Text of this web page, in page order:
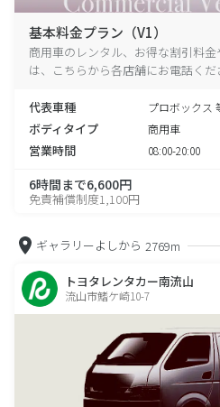
基本料金プラン（V1）
商用車のレンタル、お得な割引料
は、こちらから各店舗にお電話くだ
代表車種 プロボックス
ボディタイプ 商用車
営業時間 08:00-20:00
6時間まで6,600円
免責補償制度1,100円
ギャラリーよしから 2769m
トヨタレンタカー南流山
流山市鰭ケ崎10-7